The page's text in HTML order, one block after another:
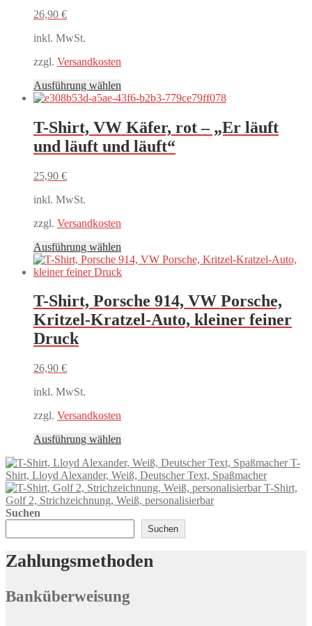
26,90 €
inkl. MwSt.
zzgl. Versandkosten
Ausführung wählen
Produkt
mehrere
Varianten
auf.
werden
T-Shirt, VW Käfer, rot – „Er läuft
und läuft und läuft“
25,90 €
inkl. MwSt.
zzgl. Versandkosten
Ausführung wählen
Produkt
weist
Varianten
auf.
Die
T-Shirt, Porsche 914, VW Porsche,
Kritzel-Kratzel-Auto, kleiner feiner
Druck
26,90 €
inkl. MwSt.
zzgl. Versandkosten
Ausführung wählen
weist
mehrere
Varianten
auf.
Optionen
können
der
werden
T-
Shirt, Lloyd Alexander, Weiß, Deutscher Text, Spaßmacher
T-Shirt,
Golf 2, Strichzeichnung, Weiß, personalisierbar
Suchen
Suchen
Zahlungsmethoden
Banküberweisung